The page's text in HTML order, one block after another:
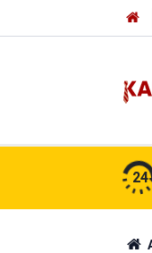
24
Gündemde!